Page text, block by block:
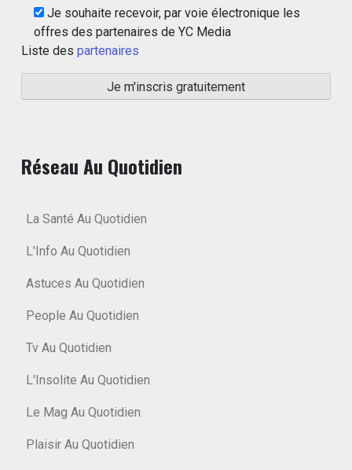
Je souhaite recevoir, par voie électronique les
offres des partenaires de YC Media
Liste des partenaires
Réseau Au Quotidien
La Santé Au Quotidien
L'Info Au Quotidien
Astuces Au Quotidien
People Au Quotidien
Tv Au Quotidien
L'Insolite Au Quotidien
Le Mag Au Quotidien
Plaisir Au Quotidien